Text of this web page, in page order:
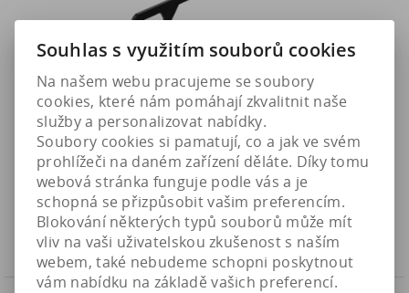
Reef Flare BAR 2 profile hanger - držák pro tyčové osvětlení
(33cm/černá)
380,20 Kč (bez DPH)
Art:RFBAR2POFHA03-02
Skladem
Koupit
Souhlas s využitím souborů cookies
Na našem webu pracujeme se soubory
cookies, které nám pomáhají zkvalitnit naše
služby a personalizovat nabídky.
Soubory cookies si pamatují, co a jak ve svém
prohlížeči na daném zařízení děláte. Díky tomu
webová stránka funguje podle vás a je
schopná se přizpůsobit vašim preferencím.
Blokování některých typů souborů může mít
vliv na vaši uživatelskou zkušenost s naším
webem, také nebudeme schopni poskytnout
vám nabídku na základě vašich preferencí.